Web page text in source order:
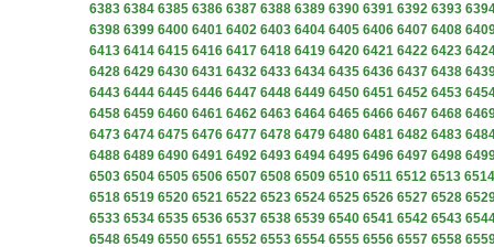
6383 6384 6385 6386 6387 6388 6389 6390 6391 6392 6393
6398 6399 6400 6401 6402 6403 6404 6405 6406 6407 6408
6413 6414 6415 6416 6417 6418 6419 6420 6421 6422 6423
6428 6429 6430 6431 6432 6433 6434 6435 6436 6437 6438
6443 6444 6445 6446 6447 6448 6449 6450 6451 6452 6453
6458 6459 6460 6461 6462 6463 6464 6465 6466 6467 6468
6473 6474 6475 6476 6477 6478 6479 6480 6481 6482 6483
6488 6489 6490 6491 6492 6493 6494 6495 6496 6497 6498
6503 6504 6505 6506 6507 6508 6509 6510 6511 6512 6513 6514
6518 6519 6520 6521 6522 6523 6524 6525 6526 6527 6528
6533 6534 6535 6536 6537 6538 6539 6540 6541 6542 6543
6548 6549 6550 6551 6552 6553 6554 6555 6556 6557 6558